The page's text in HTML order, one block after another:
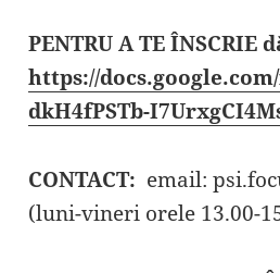
PENTRU A TE
https://
dkH4fPSTb-
CONTACT: email:
(luni-vineri orele 13.00-